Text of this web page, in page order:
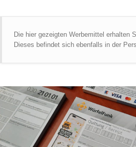
Die hier gezeigten Werbemittel erhalten
Dieses befindet sich ebenfalls in der